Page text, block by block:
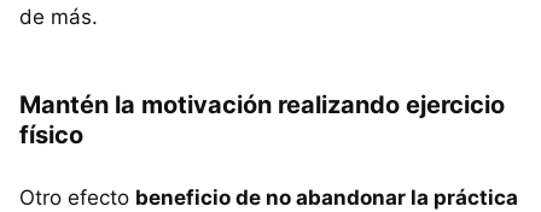
de más.
Mantén la motivación realizando ejercicio
físico
Otro efecto beneficio de no abandonar la práctica